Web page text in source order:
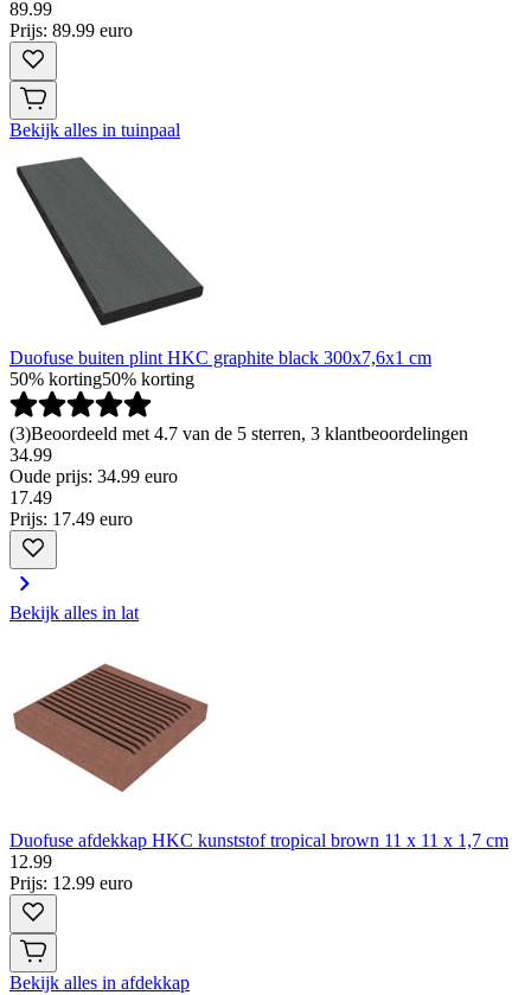
89.99
Prijs: 89.99 euro
Bekijk alles in tuinpaal
Duofuse buiten plint HKC graphite black 300x7,6x1 cm
50% korting50% korting
(3)Beoordeeld met 4.7 van de 5 sterren, 3 klantbeoordelingen
34.99
Oude prijs: 34.99 euro
17.49
Prijs: 17.49 euro
Bekijk alles in lat
Duofuse afdekkap HKC kunststof tropical brown 11 x 11 x 1,7 cm
12.99
Prijs: 12.99 euro
Bekijk alles in afdekkap